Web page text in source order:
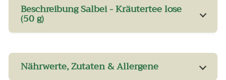
Beschreibung Salbei - Kräutertee lose
(50 g)
Nährwerte, Zutaten & Allergene